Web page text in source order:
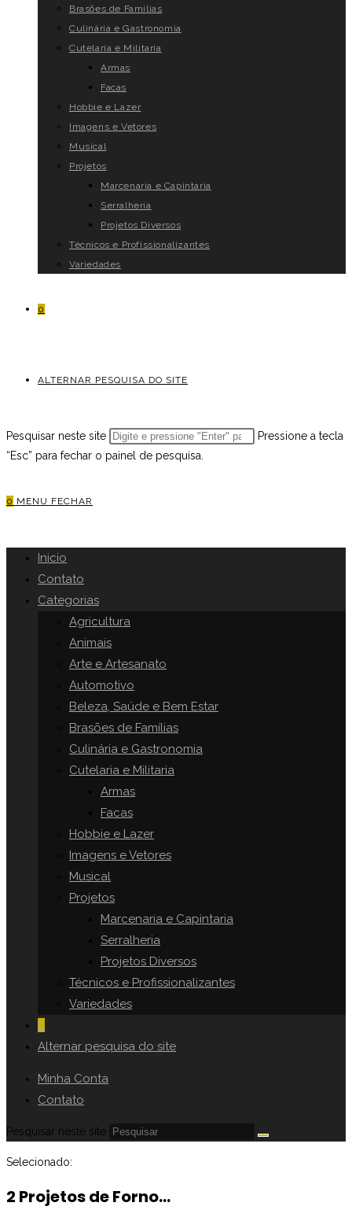
Brasões de Famílias
Culinária e Gastronomia
Cutelaria e Militaria
Armas
Facas
Hobbie e Lazer
Imagens e Vetores
Musical
Projetos
Marcenaria e Capintaria
Serralheria
Projetos Diversos
Técnicos e Profissionalizantes
Variedades
0
ALTERNAR PESQUISA DO SITE
Pesquisar neste site
Pressione a tecla
“Esc” para fechar o painel de pesquisa.
0 MENU FECHAR
Inicio
Contato
Categorias
Agricultura
Animais
Arte e Artesanato
Automotivo
Beleza, Saúde e Bem Estar
Brasões de Famílias
Culinária e Gastronomia
Cutelaria e Militaria
Armas
Facas
Hobbie e Lazer
Imagens e Vetores
Musical
Projetos
Marcenaria e Capintaria
Serralheria
Projetos Diversos
Técnicos e Profissionalizantes
Variedades
0
Alternar pesquisa do site
Minha Conta
Contato
Pesquisar neste site
Selecionado:
2 Projetos de Forno…